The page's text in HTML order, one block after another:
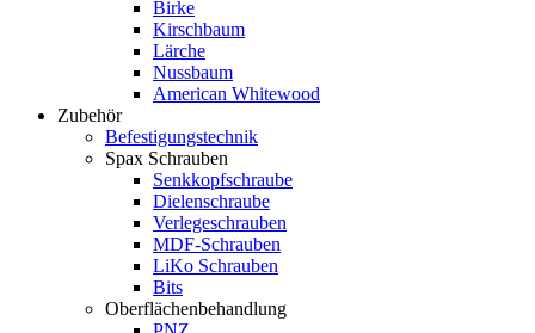
Birke
Kirschbaum
Lärche
Nussbaum
American Whitewood
Zubehör
Befestigungstechnik
Spax Schrauben
Senkkopfschraube
Dielenschraube
Verlegeschrauben
MDF-Schrauben
LiKo Schrauben
Bits
Oberflächenbehandlung